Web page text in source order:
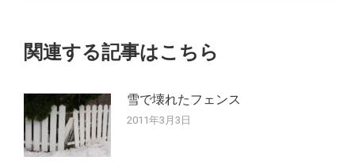
ー
ョ
ン
関連する記事はこちら
雪で壊れたフェンス
2011年3月3日